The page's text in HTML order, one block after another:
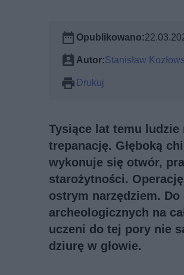
Opublikowano:
Autor:Stanisław
Drukuj
Tysiące lat temu
trepanację. Głęboką
wykonuje się otwór,
starożytności.
ostrym narzędziem.
archeologicznych na
uczeni do tej pory nie
dziurę w głowie.